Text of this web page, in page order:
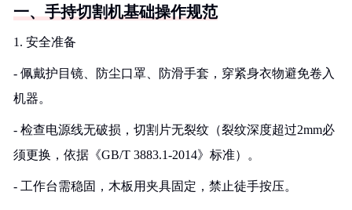
一、手持切割机基础操作规范
1. 安全准备
- 佩戴护目镜、防尘口罩、防滑手套，穿紧身衣物避免卷入
机器。
- 检查电源线无破损，切割片无裂纹（裂纹深度超过2mm必
须更换，依据《GB/T 3883.1-2014》标准）。
- 工作台需稳固，木板用夹具固定，禁止徒手按压。